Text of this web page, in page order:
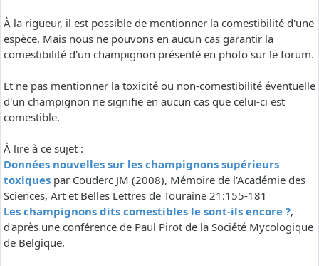
À la rigueur, il est possible de mentionner la comestibilité d'une
espèce. Mais nous ne pouvons en aucun cas garantir la
comestibilité d'un champignon présenté en photo sur le forum.
Et ne pas mentionner la toxicité ou non-comestibilité éventuelle
d'un champignon ne signifie en aucun cas que celui-ci est
comestible.
À lire à ce sujet :
Données nouvelles sur les champignons supérieurs
toxiques par Couderc JM (2008), Mémoire de l'Académie des
Sciences, Art et Belles Lettres de Touraine 21:155-181
Les champignons dits comestibles le sont-ils encore ?,
d'après une conférence de Paul Pirot de la Société Mycologique
de Belgique.